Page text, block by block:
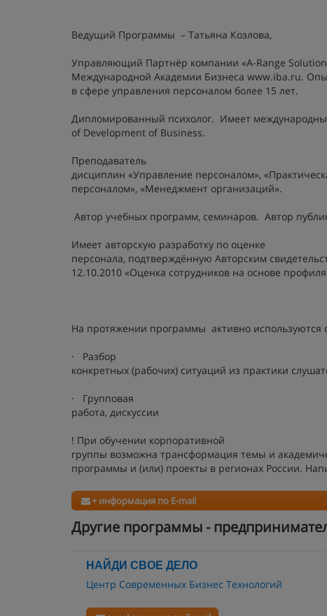
Ведущий Программы – Татьяна Козлова,
Управляющий Партнёр компании «A-Range
Международной Академии Бизнеса www.iba.ru.
в сфере управления персоналом более 15 лет.
Дипломированный психолог. Имеет
of Development of Business.
Преподаватель
дисциплин «Управление персоналом»,
персоналом», «Менеджмент организаций».
Автор учебных программ, семинаров. Автор
Имеет авторскую разработку по оценке
персонала, подтверждённую Авторским
12.10.2010 «Оценка сотрудников на основе
На протяжении программы активно
· Разбор
конкретных (рабочих) ситуаций из практики
· Групповая
работа, дискуссии
! При обучении корпоративной
группы возможна трансформация темы и
программы и (или) проекты в регионах России.
+ информация по E-mail
Другие программы -
НАЙДИ СВОЕ ДЕЛО
Центр Современных Бизнес Технологий